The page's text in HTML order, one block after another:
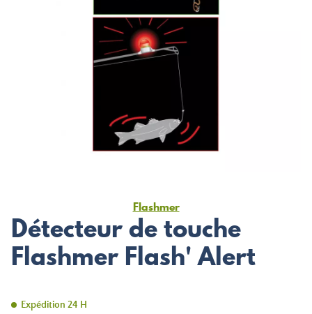
Flashmer
Détecteur de touche
Flashmer Flash' Alert
Expédition 24 H